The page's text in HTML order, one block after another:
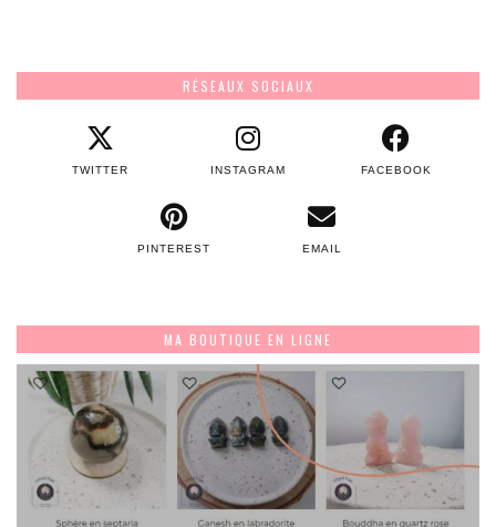
RÉSEAUX SOCIAUX
TWITTER INSTAGRAM FACEBOOK
PINTEREST EMAIL
MA BOUTIQUE EN LIGNE